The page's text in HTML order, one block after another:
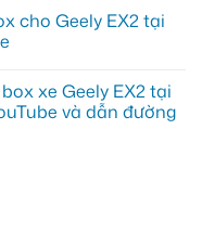
cho Geely EX2 tại
xe Geely EX2 tại
và dẫn đường